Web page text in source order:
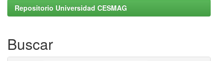
Repositorio Universidad CESMAG
Buscar